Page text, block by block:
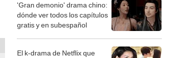
'Gran demonio' drama chino:
dónde ver todos los capítulos
gratis y en subespañol
El k-drama de Netflix que